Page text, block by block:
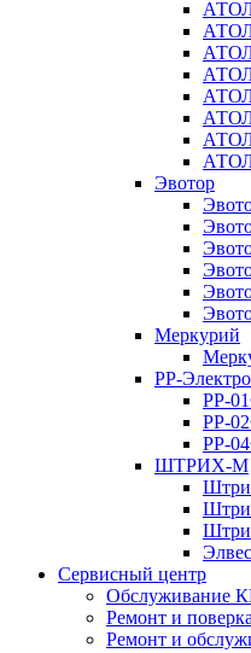
АТОЛ
АТОЛ
АТОЛ
Эвотор
Меркурий
РР-Электро
РР-
РР-
РР-
ШТРИХ-М
Сервисный центр
Обслуживание
Ремонт и
Ремонт и